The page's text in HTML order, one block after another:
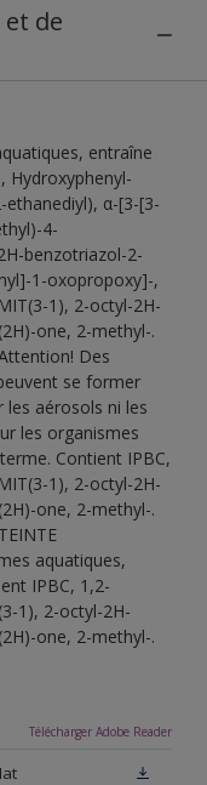
de
entraîne
Hydroxyphenyl-
α-[3-[3-
4-
benzotriazol-2-
1-oxopropoxy]-,
1), 2-octyl-2H-
one, 2-methyl-.
Des
se former
les aérosols ni les
les organismes
Contient IPBC,
1), 2-octyl-2H-
one, 2-methyl-.
aquatiques,
IPBC, 1,2-
1), 2-octyl-2H-
one, 2-methyl-.
Télécharger Adobe Reader